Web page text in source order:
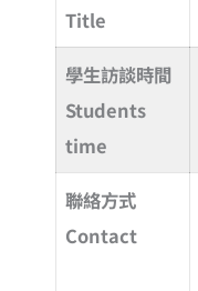
Title
學生訪談時間
Students
time
聯絡方式
Contact